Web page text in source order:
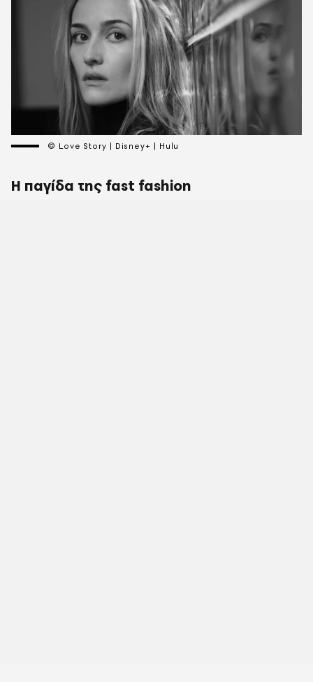
© Love Story | Disney+ | Hulu
Η παγίδα της fast fashion